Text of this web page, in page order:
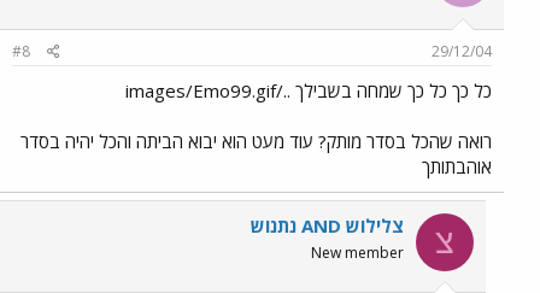
29/12/04
#8
כל כך כל כך שמחה בשבילך ../images/Emo99.gif
רואה שהכל בסדר מותק? עוד מעט הוא יבוא הביתה והכל יהיה בסדר
אוהבתותך
צ צלילוש AND נתנוש
New member